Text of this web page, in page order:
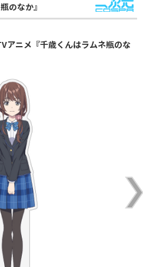
のなか』
アニメ『千歳くんはラムネ瓶のな